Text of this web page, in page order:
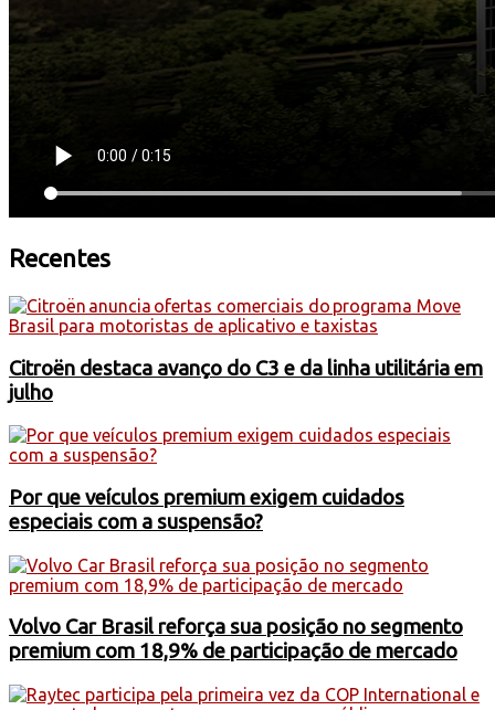
Recentes
Citroën destaca avanço do C3 e da linha utilitária em
julho
Por que veículos premium exigem cuidados
especiais com a suspensão?
Volvo Car Brasil reforça sua posição no segmento
premium com 18,9% de participação de mercado